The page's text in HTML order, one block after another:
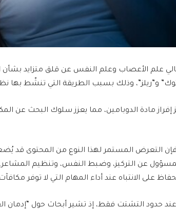
علم الأعصاب وعلم النفس عن قلق متزايد بشأن
و”ريلز”، وذلك بسبب الطريقة التي تنشّط بها
إفراز مادة الدوبامين، مما يعزز سلوك البحث عن
التعرض المستمر لهذا النوع من المحتوى قد
عن التركيز، وضبط النفس، وتنظيم
على الانتباه عند أداء المهام التي لا توفر
عند حدود التشتت فقط، إذ تشير أبحاث حول “إدمان